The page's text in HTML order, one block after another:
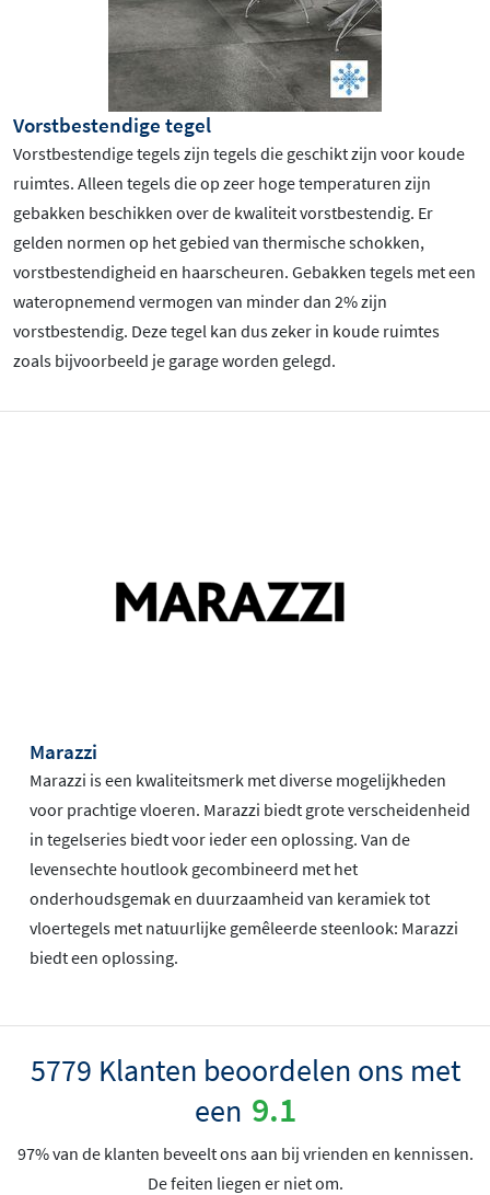
Vorstbestendige tegel
Vorstbestendige tegels zijn tegels die geschikt zijn voor koude
ruimtes. Alleen tegels die op zeer hoge temperaturen zijn
gebakken beschikken over de kwaliteit vorstbestendig. Er
gelden normen op het gebied van thermische schokken,
vorstbestendigheid en haarscheuren. Gebakken tegels met een
wateropnemend vermogen van minder dan 2% zijn
vorstbestendig. Deze tegel kan dus zeker in koude ruimtes
zoals bijvoorbeeld je garage worden gelegd.
Marazzi
Marazzi is een kwaliteitsmerk met diverse mogelijkheden
voor prachtige vloeren. Marazzi biedt grote verscheidenheid
in tegelseries biedt voor ieder een oplossing. Van de
levensechte houtlook gecombineerd met het
onderhoudsgemak en duurzaamheid van keramiek tot
vloertegels met natuurlijke gemêleerde steenlook: Marazzi
biedt een oplossing.
5779 Klanten beoordelen ons met
een 9.1
97% van de klanten beveelt ons aan bij vrienden en kennissen.
De feiten liegen er niet om.